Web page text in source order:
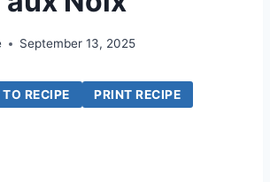
September 13, 2025
RECIPE PRINT RECIPE